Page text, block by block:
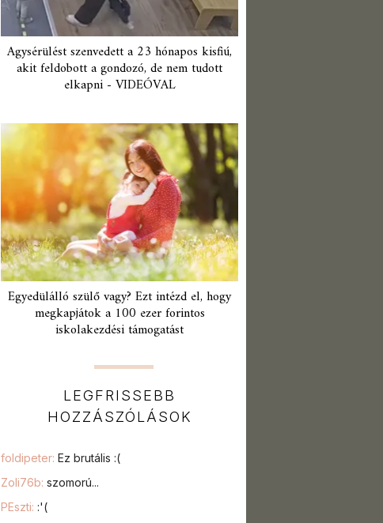
Agysérülést szenvedett a 23 hónapos kisfiú,
akit feldobott a gondozó, de nem tudott
elkapni - VIDEÓVAL
Egyedülálló szülő vagy? Ezt intézd el, hogy
megkapjátok a 100 ezer forintos
iskolakezdési támogatást
LEGFRISSEBB
HOZZÁSZÓLÁSOK
foldipeter: Ez brutális :(
Zoli76b: szomorú...
PEszti: :'(